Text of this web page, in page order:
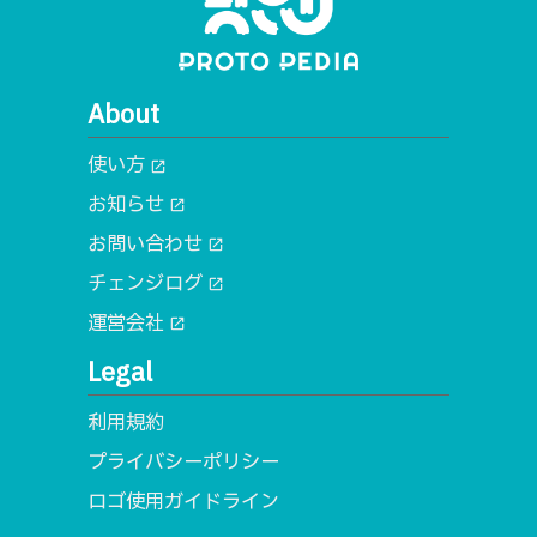
About
使い方 open_in_new
お知らせ open_in_new
お問い合わせ open_in_new
チェンジログ open_in_new
運営会社 open_in_new
Legal
利用規約
プライバシーポリシー
ロゴ使用ガイドライン